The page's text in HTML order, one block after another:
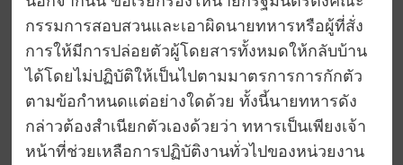
กรรมการสอบสวนและเอาผิดนายทหารหรือผู้ที่สั่ง
การให้มีการปล่อยตัวผู้โดยสารทั้งหมดให้กลับบ้าน
ได้โดยไม่ปฏิบัติให้เป็นไปตามมาตรการการกักตัว
ตามข้อกำหนดแต่อย่างใดด้วย ทั้งนี้นายทหารดัง
กล่าวต้องสำเนียกตัวเองด้วยว่า ทหารเป็นเพียงเจ้า
หน้าที่ช่วยเหลือการปฏิบัติงานทั่วไปของหน่วยงาน